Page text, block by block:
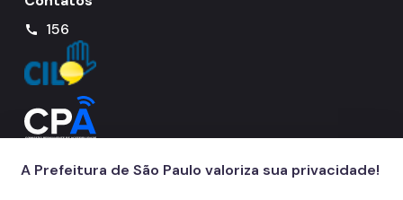
call 156
A Prefeitura de São Paulo valoriza sua privacidade!